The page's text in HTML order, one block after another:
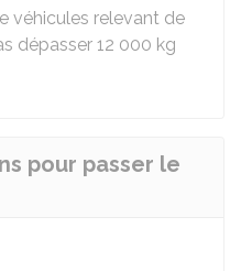
véhicules relevant de
dépasser 12 000 kg
pour passer le